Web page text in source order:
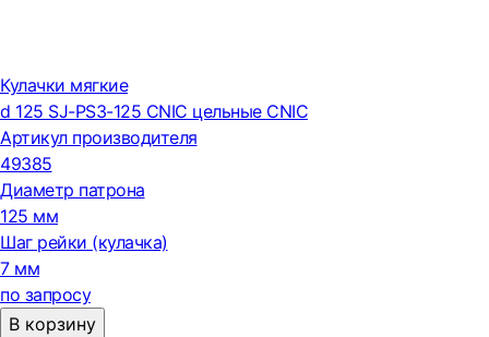
Кулачки мягкие
d 125 SJ-PS3-125 CNIC цельные CNIC
Артикул производителя
49385
Диаметр патрона
125 мм
Шаг рейки (кулачка)
7 мм
по запросу
В корзину